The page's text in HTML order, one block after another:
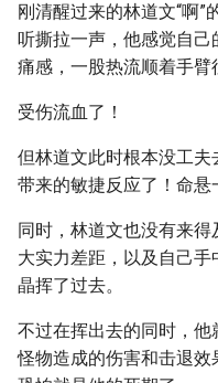
刚清醒过来的林道文“啊”
听撕拉一声，他感觉自
痛感，一股热流顺着手臂
受伤流血了！
但林道文此时根本没工
带来的敏捷反应了！命悬
同时，林道文也没有来
大实力差距，以及自己
晶挥了过去。
不过在挥出去的同时，
怪物造成的伤害和击退效